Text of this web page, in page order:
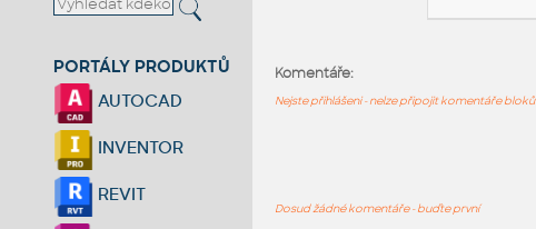
PORTÁLY PRODUKTŮ
AUTOCAD
INVENTOR
REVIT
Komentáře:
Nejste přihlášeni - nelze připojit komentáře bloků
Dosud žádné komentáře - buďte první